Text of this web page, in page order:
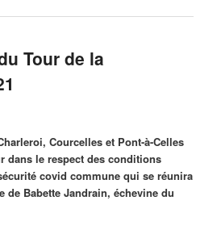
Tour de la
Courcelles et Pont-à-Celles
dans le respect des conditions
covid commune qui se réunira
de Babette Jandrain, échevine du